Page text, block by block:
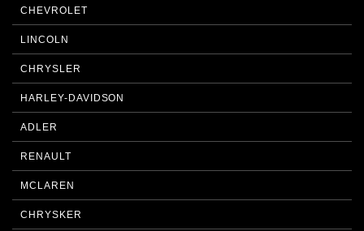
CHEVROLET
LINCOLN
CHRYSLER
HARLEY-DAVIDSON
ADLER
RENAULT
MCLAREN
CHRYSKER